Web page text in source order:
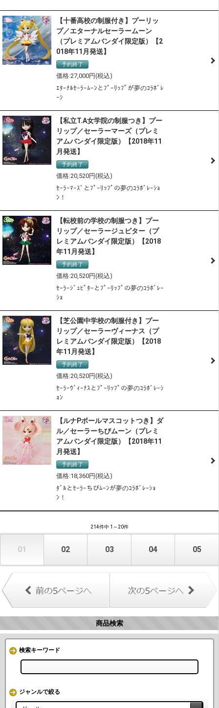
【十番高校の制服付き】プーリッ
プ／エターナルセーラームーン
（プレミアムバンダイ限定版）【2
018年11月発送】
予約終了
27,000
ｴﾀｰﾅﾙｾｰﾗｰﾑｰﾝとﾌﾟｰﾘｯﾌﾟが夢のｺﾗﾎﾞﾚ
ｰｼ
【私立T.A女学院の制服つき】プー
リップ／セーラーマーズ（プレミ
アムバンダイ限定版）【2018年11
月発送】
予約終了
20,520
ｾｰﾗｰﾏｰｽﾞとﾌﾟｰﾘｯﾌﾟの夢のｺﾗﾎﾞﾚｰｼｮ
ﾝ！
【転校前の学校の制服つき】プー
リップ／セーラージュピター（プ
レミアムバンダイ限定版）【2018
年11月発送】
予約終了
20,520
ｾｰﾗｰｼﾞｭﾋﾟﾀｰとﾌﾟｰﾘｯﾌﾟの夢のｺﾗﾎﾞﾚｰ
ｼｮ
【芝公園中学校の制服付き】プー
リップ／セーラーヴィーナス（プ
レミアムバンダイ限定版）【2018
年11月発送】
予約終了
20,520
ｾｰﾗｰｳﾞｨｰﾅｽとﾌﾟｰﾘｯﾌﾟの夢のｺﾗﾎﾞﾚｰｼ
ｮﾝ
【ルナPボールマスコットつき】ダ
ル／セーラーちびムーン（プレミ
アムバンダイ限定版）【2018年11
月発送】
予約終了
18,360
ﾀﾞﾙとｾｰﾗｰちびﾑｰﾝが夢のｺﾗﾎﾞﾚｰｼｮ
ﾝ！
214件中 1～20件
01 02 03 04 05
商品検索
検索キーワード
ジャンルで絞る